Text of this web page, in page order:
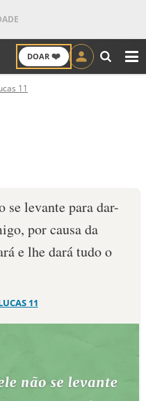
DOAR ❤️
11
se levante para dar-
por causa da
e lhe dará tudo o
11